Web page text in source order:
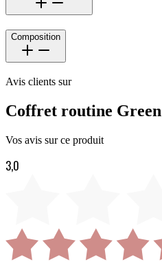
Composition
Avis clients sur
Coffret routine
Vos avis sur ce produit
3,0